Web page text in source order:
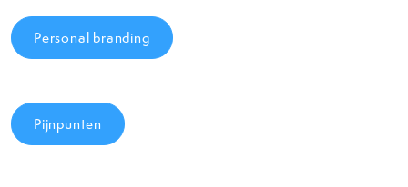
Personal branding
Pijnpunten